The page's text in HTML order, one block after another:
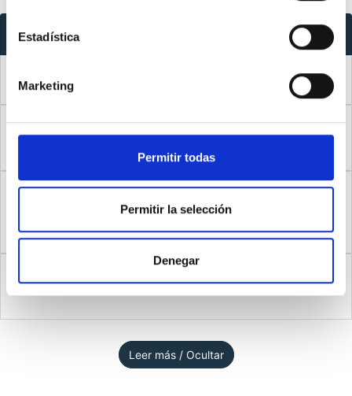
Estadística
Marketing
Permitir todas
Permitir la selección
Denegar
Índice
Nada de lo que veo en esta habitación [en esta calle,
desde esta ventana, en este lugar] significa nada.
Le he dado a todo lo que veo en esta habitación [en
esta calle, desde esta ventana, en este lugar] todo el
3
No entiendo nada de lo que veo en esta habitación [en
esta calle, desde esta ventana, en este lugar].
Leer más / Ocultar